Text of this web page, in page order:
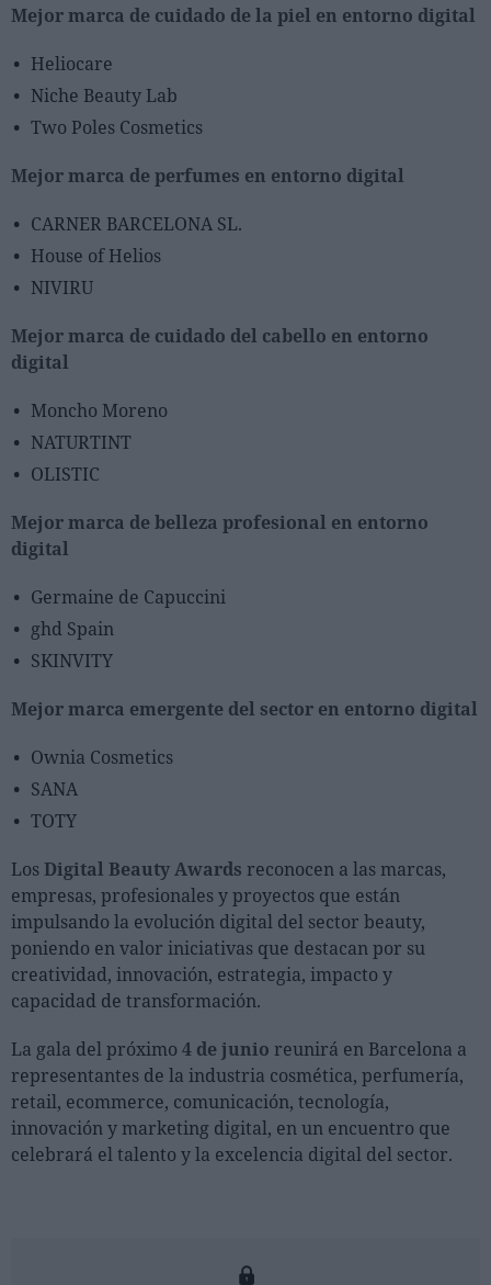
Mejor marca de cuidado de la piel en entorno digital
Heliocare
Niche Beauty Lab
Two Poles Cosmetics
Mejor marca de perfumes en entorno digital
CARNER BARCELONA SL.
House of Helios
NIVIRU
Mejor marca de cuidado del cabello en entorno
digital
Moncho Moreno
NATURTINT
OLISTIC
Mejor marca de belleza profesional en entorno
digital
Germaine de Capuccini
ghd Spain
SKINVITY
Mejor marca emergente del sector en entorno digital
Ownia Cosmetics
SANA
TOTY
LosDigital Beauty Awards reconocen a las marcas,
empresas, profesionales y proyectos que están
impulsando la evolución digital del sector beauty,
poniendo en valor iniciativas que destacan por su
creatividad, innovación, estrategia, impacto y
capacidad de transformación.
La gala del próximo 4 de junio reunirá en Barcelona a
representantes de la industria cosmética, perfumería,
retail, ecommerce, comunicación, tecnología,
innovación y marketing digital, en un encuentro que
celebrará el talento y la excelencia digital del sector.